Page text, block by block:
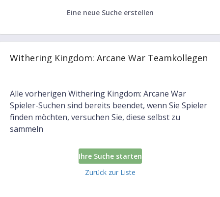
Eine neue Suche erstellen
Withering Kingdom: Arcane War Teamkollegen
Alle vorherigen Withering Kingdom: Arcane War
Spieler-Suchen sind bereits beendet, wenn Sie Spieler
finden möchten, versuchen Sie, diese selbst zu
sammeln
Ihre Suche starten
Zurück zur Liste